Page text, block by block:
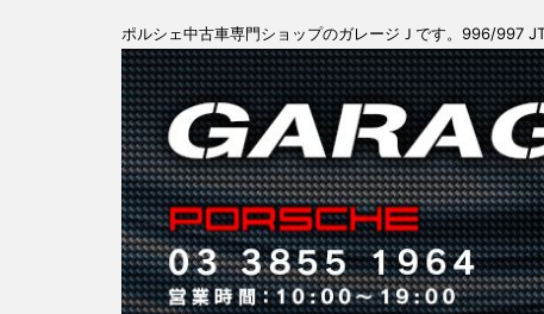
ポルシェ中古車専門ショップのガレージＪです。996/997